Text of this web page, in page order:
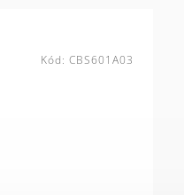
Kód: CBS601A03